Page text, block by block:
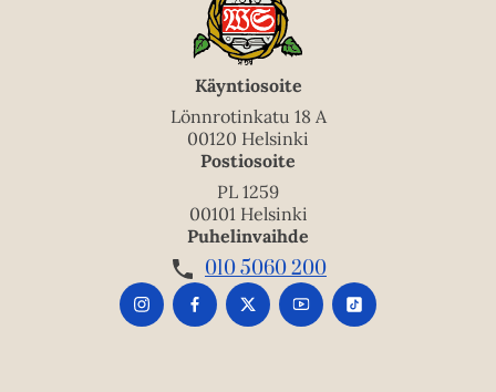
Käyntiosoite
Lönnrotinkatu 18 A
00120 Helsinki
Postiosoite
PL 1259
00101 Helsinki
Puhelinvaihde
010 5060 200